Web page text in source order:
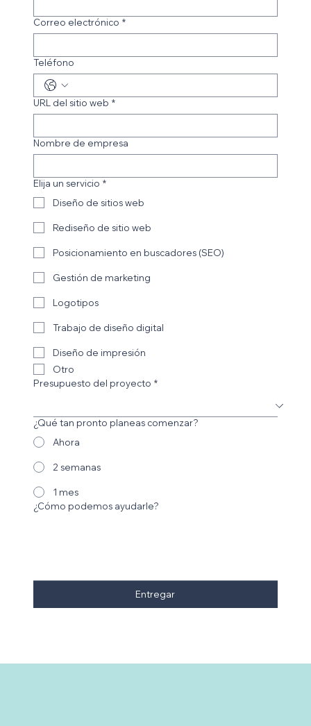
Correo electrónico *
Teléfono
URL del sitio web *
Nombre de empresa
Elija un servicio *
Diseño de sitios web
Rediseño de sitio web
Posicionamiento en buscadores (SEO)
Gestión de marketing
Logotipos
Trabajo de diseño digital
Diseño de impresión
Otro
Presupuesto del proyecto *
¿Qué tan pronto planeas comenzar?
Ahora
2 semanas
1 mes
¿Cómo podemos ayudarle?
Entregar